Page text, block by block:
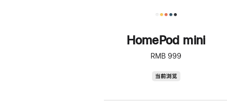
HomePod mini
RMB 999
当前浏览